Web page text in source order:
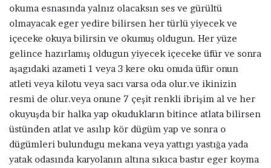
okuma esnasında yalnız olacaksın ses ve gürültü
olmayacak eger yedire bilirsen her türlü yiyecek ve
içeceke okuya bilirsin ve okumuş oldugun. Her yüze
gelince hazırlamış oldugun yiyecek içeceke üfür ve sonra
aşagıdaki azameti 1 veya 3 kere oku onuda üfür onun
atleti veya kilotu veya sacı varsa oda olur.ve ikinizin
resmi de olur.veya onune 7 çeşit renkli ibrişim al ve her
okuyuşda bir halka yap okudukların bitince atlata bilirsen
üstünden atlat ve asılıp kör dügüm yap ve sonra o
dügümleri bulundugu mekana veya yattıgı yastığa yada
yatak odasında karyolanın altına sıkıca bastır eger koyma